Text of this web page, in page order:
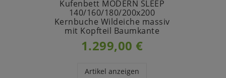
Kufenbett MODERN SLEEP
140/160/180/200x200
Kernbuche Wildeiche massiv
mit Kopfteil Baumkante
1.299,00 €
Artikel anzeigen